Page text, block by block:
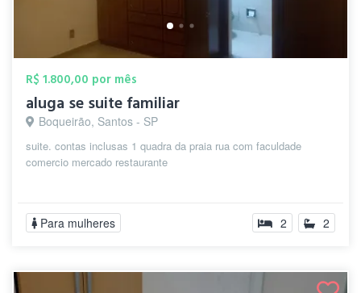
R$ 1.800,00 por mês
aluga se suite familiar
Boqueirão, Santos - SP
suite. contas inclusas 1 quadra da praia rua com faculdade
comercio mercado restaurante
Para mulheres 2 2